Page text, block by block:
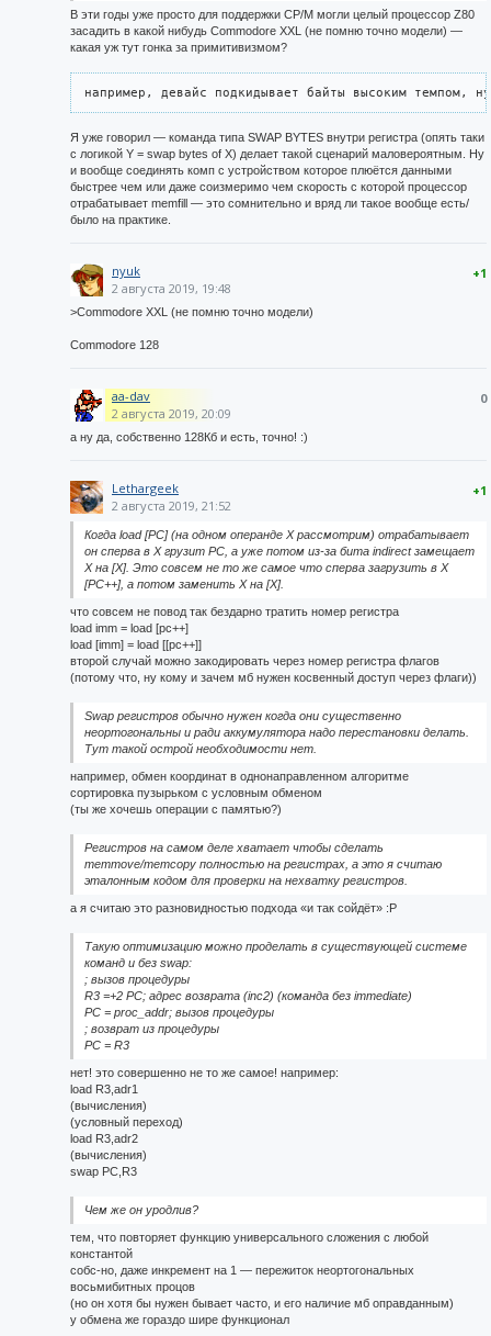
В эти годы уже просто для поддержки CP/M могли целый процессор Z80
засадить в какой нибудь Commodore XXL (не помню точно модели) —
какая уж тут гонка за примитивизмом?
например, девайс подкидывает байты высоким темпом,
Я уже говорил — команда типа SWAP BYTES внутри регистра (опять таки
с логикой Y = swap bytes of X) делает такой сценарий маловероятным. Ну
и вообще соединять комп с устройством которое плюётся данными
быстрее чем или даже соизмеримо чем скорость с которой процессор
отрабатывает memfill — это сомнительно и вряд ли такое вообще есть/
было на практике.
+1
nyuk
2 августа 2019, 19:48
>Commodore XXL (не помню точно модели)
Commodore 128
0
aa-dav
2 августа 2019, 20:09
а ну да, собственно 128Кб и есть, точно! :)
+1
Lethargeek
2 августа 2019, 21:52
Когда load [PC] (на одном операнде X рассмотрим) отрабатывает
он сперва в X грузит PC, а уже потом из-за бита indirect замещает
X на [X]. Это совсем не то же самое что сперва загрузить в X
[PC++], а потом заменить X на [X].
что совсем не повод так бездарно тратить номер регистра
load imm = load [pc++]
load [imm] = load [[pc++]]
второй случай можно закодировать через номер регистра флагов
(потому что, ну кому и зачем мб нужен косвенный доступ через флаги))
Swap регистров обычно нужен когда они существенно
неортогональны и ради аккумулятора надо перестановки делать.
Тут такой острой необходимости нет.
например, обмен координат в однонаправленном алгоритме
сортировка пузырьком с условным обменом
(ты же хочешь операции с памятью?)
Регистров на самом деле хватает чтобы сделать
memmove/memcopy полностью на регистрах, а это я считаю
эталонным кодом для проверки на нехватку регистров.
а я считаю это разновидностью подхода «и так сойдёт» :P
Такую оптимизацию можно проделать в существующей системе
команд и без swap:
; вызов процедуры
R3 =+2 PC; адрес возврата (inc2) (команда без immediate)
PC = proc_addr; вызов процедуры
; возврат из процедуры
PC = R3
нет! это совершенно не то же самое! например:
load R3,adr1
(вычисления)
(условный переход)
load R3,adr2
(вычисления)
swap PC,R3
Чем же он уродлив?
тем, что повторяет функцию универсального сложения с любой
константой
собс-но, даже инкремент на 1 — пережиток неортогональных
восьмибитных процов
(но он хотя бы нужен бывает часто, и его наличие мб оправданным)
у обмена же гораздо шире функционал